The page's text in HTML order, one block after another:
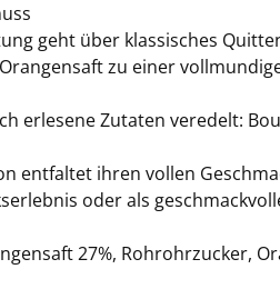
geht über klassisches
zu einer
erlesene Zutaten veredelt:
entfaltet ihren vollen
oder als
27%, Rohrohrzucker,